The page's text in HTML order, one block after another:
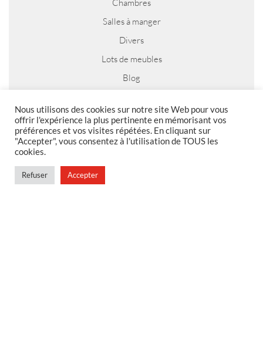
Chambres
Salles à manger
Divers
Lots de meubles
Blog
MENTIONS LEGALES
Politique de confidentialité
Conditions générales de vente
Nous utilisons des cookies sur notre site Web pour vous
offrir l'expérience la plus pertinente en mémorisant vos
préférences et vos visites répétées. En cliquant sur
"Accepter", vous consentez à l'utilisation de TOUS les
cookies.
Refuser Accepter